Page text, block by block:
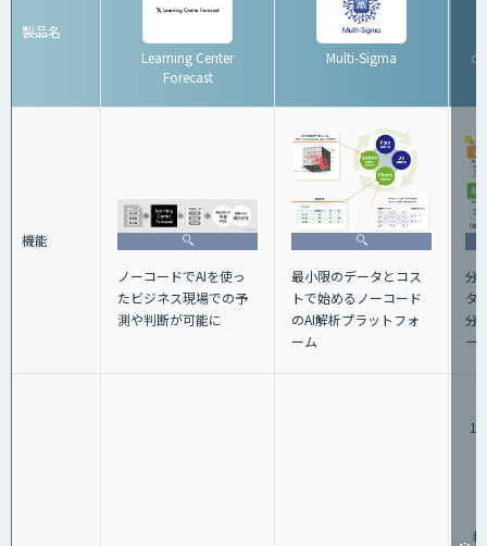
製品名
Learning Center
Forecast
Multi-Sigma
機能
ノーコードでAIを使っ
たビジネス現場での予
測や判断が可能に
最小限のデータとコス
トで始めるノーコード
のAI解析プラットフォ
ーム
分
タ
分
ー